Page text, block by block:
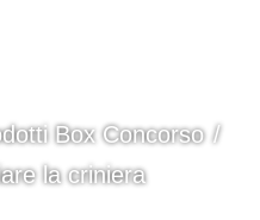
Box Concorso
la criniera